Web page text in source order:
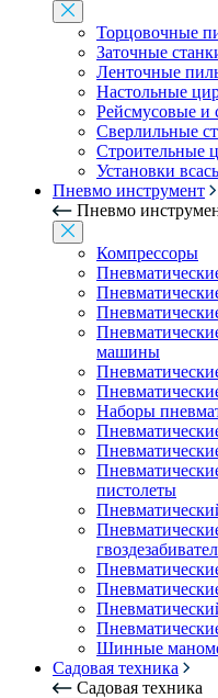
Торцовочные
Заточные
Ленточные
Настольные
Рейсмусовые и
Сверлильные
Строительные
Установки
Пневмо инструмент
Пневмо
Компрессоры
машины
Наборы
пистолеты
Шинные
Садовая техника
Садовая техника